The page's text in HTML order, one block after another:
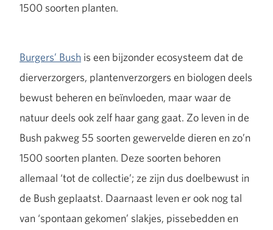
1500 soorten planten.
Burgers’ Bush is een bijzonder ecosysteem dat de
dierverzorgers, plantenverzorgers en biologen deels
bewust beheren en beïnvloeden, maar waar de
natuur deels ook zelf haar gang gaat. Zo leven in de
Bush pakweg 55 soorten gewervelde dieren en zo’n
1500 soorten planten. Deze soorten behoren
allemaal ‘tot de collectie’; ze zijn dus doelbewust in
de Bush geplaatst. Daarnaast leven er ook nog tal
van ‘spontaan gekomen’ slakjes, pissebedden en